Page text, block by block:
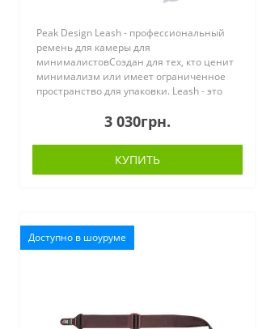
Peak Design Leash - профессиональный
ремень для камеры для
минималистовСоздан для тех, кто ценит
минимализм или имеет ограниченное
пространство для упаковки. Leash - это
профессиональный ремень для камеры,
который помещается в люб..
3 030грн.
КУПИТЬ
Доступно в шоуруме